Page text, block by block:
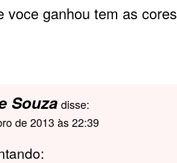
voce ganhou tem as
Souza disse:
de 2013 às 22:39